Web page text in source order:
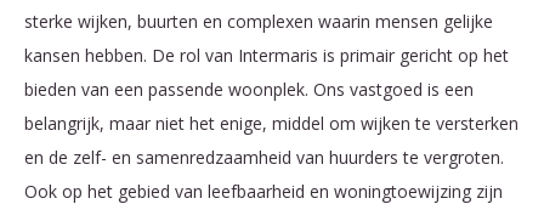
sterke wijken, buurten en complexen waarin mensen gelijke
kansen hebben. De rol van Intermaris is primair gericht op het
bieden van een passende woonplek. Ons vastgoed is een
belangrijk, maar niet het enige, middel om wijken te versterken
en de zelf- en samenredzaamheid van huurders te vergroten.
Ook op het gebied van leefbaarheid en woningtoewijzing zijn